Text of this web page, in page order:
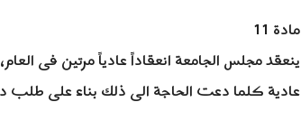
مادة 11
ينعقد مجلس الجامعة انعقاداً عادياً مرتين فى
عادية كلما دعت الحاجة الى ذلك بناء على طلب